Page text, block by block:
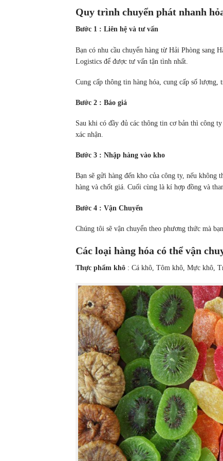
Quy trình chuyển phát nhanh
Bước 1 : Liên hệ và tư vấn
Bạn có nhu cầu chuyển hàng từ Hải Phòng sang
Logistics để được tư vấn tận tình nhất.
Cung cấp thông tin hàng hóa, cung cấp số
Bước 2 : Báo giá
Sau khi có đầy đủ các thông tin cơ bản thì công
xác nhận.
Bước 3 : Nhập hàng vào kho
Bạn sẽ gửi hàng đến kho của công ty, nếu
hàng và chốt giá. Cuối cùng là kí hợp đồng và
Bước 4 : Vận Chuyển
Chúng tôi sẽ vận chuyển theo phương thức mà
Các loại hàng hóa có thể vận
Thực phẩm khô : Cá khô, Tôm khô, Mực khô,